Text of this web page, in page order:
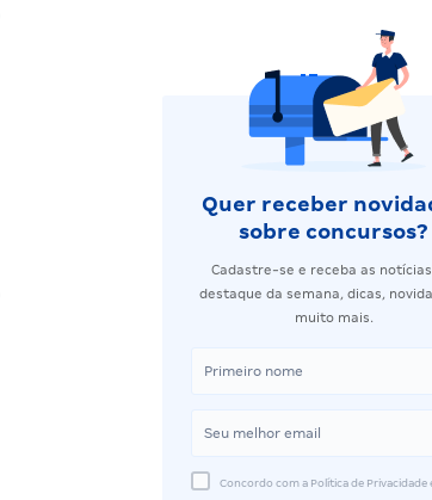
Quer receber
sobre concursos?
Cadastre-se e receba as
destaque da semana, dicas,
muito mais.
Concordo com a Política de Privacidade